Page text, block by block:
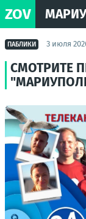
ZOV
ПАБЛИКИ 3 июля
СМОТРИТЕ